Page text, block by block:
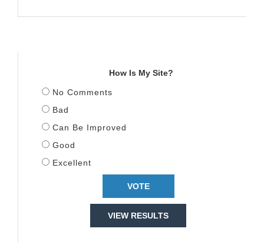
How Is My Site?
No Comments
Bad
Can Be Improved
Good
Excellent
VIEW RESULTS